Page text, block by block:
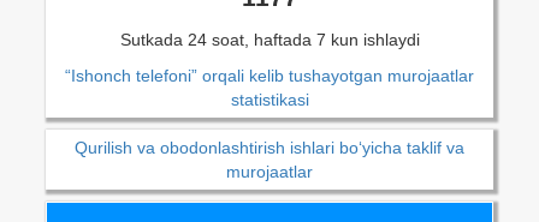
Sutkada 24 soat, haftada 7 kun ishlaydi
“Ishonch telefoni” orqali kelib tushayotgan murojaatlar
statistikasi
Qurilish va obodonlashtirish ishlari bo‘yicha taklif va
murojaatlar